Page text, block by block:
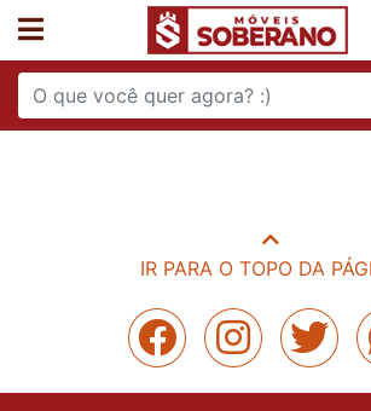
IR PARA O TOPO DA